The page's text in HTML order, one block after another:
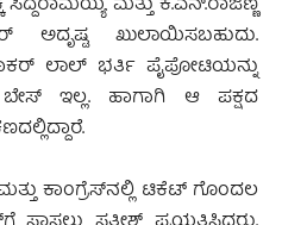
ಅದೃಷ್ಟ ಖುಲಾಯಿಸಬಹುದು.
ಲಾಲ್ ಭರ್ತಿ ಪೈಪೋಟಿಯನ್ನು
ಬೇಸ್ ಇಲ್ಲ. ಹಾಗಾಗಿ ಆ ಪಕ್ಷದ
ಕಾಂಗ್ರೆಸ್‍ನಲ್ಲಿ ಟಿಕೆಟ್ ಗೊಂದಲ